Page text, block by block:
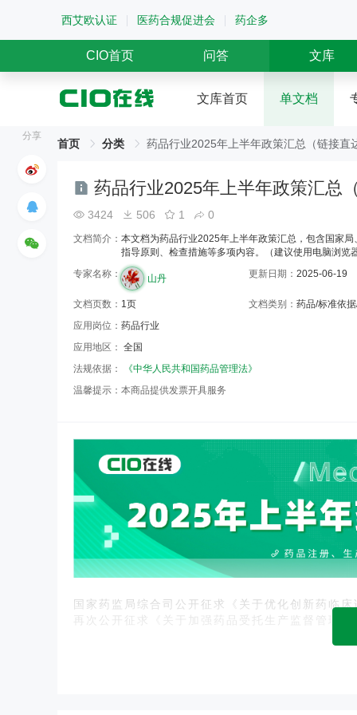
西艾欧认证 医药合规促进会 药企多
CIO首页 问答 文库
文库首页 单文档
首页 分类 药品行业2025年上半年政策汇总（链接直
药品行业2025年上半年政策汇总
3424 506 1 0
文档简介： 本文档为药品行业2025年上半年政策汇总，包含国家
指导原则、检查措施等多项内容。（建议使用电脑浏览
专家名称：
山丹 更新日期： 2025-06-19
文档页数： 1页 文档类别： 药品/标准依
应用岗位： 药品行业
应用地区： 全国
法规依据：
《中华人民共和国药品管理法》
温馨提示： 本商品提供发票开具服务
国家药监局综合司公开征求《关于优化创新药临
再次公开征求《关于加强药品受托生产监督管理
分享